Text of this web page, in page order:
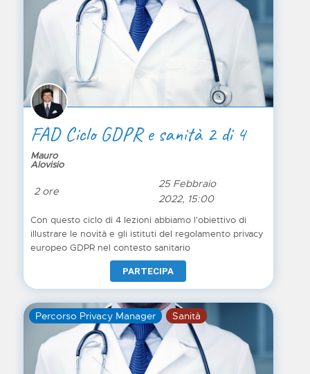
FAD Ciclo GDPR e sanità 2 di 4
Mauro
Alovisio
2 ore
25 Febbraio
2022, 15:00
Con questo ciclo di 4 lezioni abbiamo l'obiettivo di
illustrare le novità e gli istituti del regolamento privacy
europeo GDPR nel contesto sanitario
PARTECIPA
Percorso Privacy Manager Sanità